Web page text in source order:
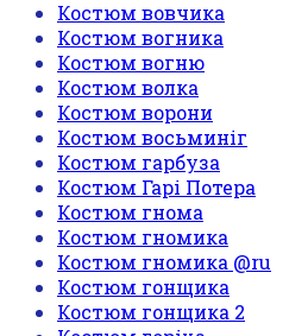
Костюм вовчика
Костюм вогника
Костюм вогню
Костюм волка
Костюм ворони
Костюм восьминіг
Костюм гарбуза
Костюм Гарі Потера
Костюм гнома
Костюм гномика
Костюм гномика @ru
Костюм гонщика
Костюм гонщика 2